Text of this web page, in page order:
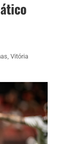
, Vitória